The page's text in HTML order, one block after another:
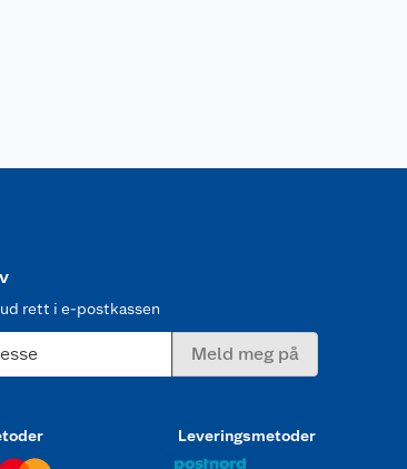
rett i e-postkassen
Meld meg på
Leveringsmetoder